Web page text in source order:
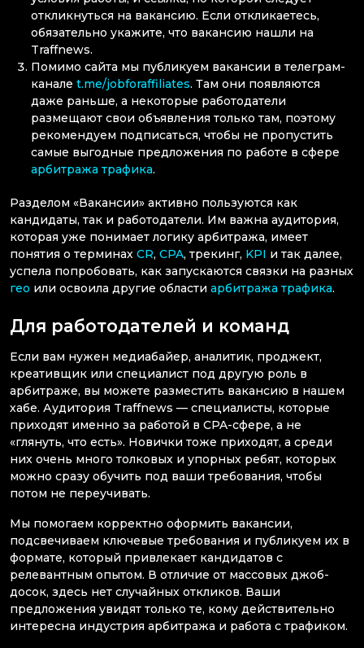
откликнуться на вакансию. Если откликаетесь,
обязательно укажите, что вакансию нашли на
Traffnews.
Помимо сайта мы публикуем вакансии в телеграм-
каналеt.me/jobforaffiliates. Там они появляются
даже раньше, а некоторые работодатели
размещают свои объявления только там, поэтому
рекомендуем подписаться, чтобы не пропустить
самые выгодные предложения по работе в сфере
арбитража трафика.
Разделом «Вакансии» активно пользуются как
кандидаты, так и работодатели. Им важна аудитория,
которая уже понимает логику арбитража, имеет
понятия о терминах CR, CPA, трекинг, KPI и так далее,
успела попробовать, как запускаются связки на разных
гео или освоила другие области арбитража трафика.
Для работодателей и команд
Если вам нужен медиабайер, аналитик, проджект,
креативщик или специалист под другую роль в
арбитраже, вы можете разместить вакансию в нашем
хабе. Аудитория Traffnews — специалисты, которые
приходят именно за работой в CPA-сфере, а не
«глянуть, что есть». Новички тоже приходят, а среди
них очень много толковых и упорных ребят, которых
можно сразу обучить под ваши требования, чтобы
потом не переучивать.
Мы помогаем корректно оформить вакансии,
подсвечиваем ключевые требования и публикуем их в
формате, который привлекает кандидатов с
релевантным опытом. В отличие от массовых джоб-
досок, здесь нет случайных откликов. Ваши
предложения увидят только те, кому действительно
интересна индустрия арбитража и работа с трафиком.